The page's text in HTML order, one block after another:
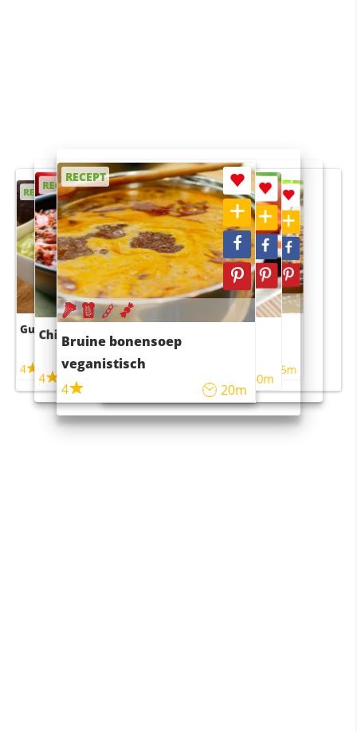
RECEPT
Guacamole
4
RECEPT
Chili con carne
4 45m
RECEPT
Bruine bonensoep
veganistisch
4
20m
RECEPT
Sushi rijstsalade
maaltijdsalade
40m
RECEPT
4 55m